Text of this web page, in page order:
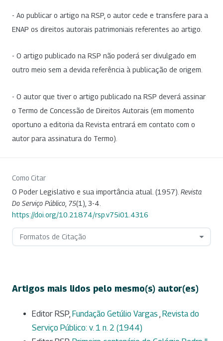
- Ao publicar o artigo na RSP, o autor cede e transfere para a
ENAP os direitos autorais patrimoniais referentes ao artigo.
- O artigo publicado na RSP não poderá ser divulgado em
outro meio sem a devida referência à publicação de origem.
- O autor que tiver o artigo publicado na RSP deverá assinar
o Termo de Concessão de Direitos Autorais (em momento
oportuno a editoria da Revista entrará em contato com o
autor para assinatura do Termo).
Como Citar
O Poder Legislativo e sua importância atual. (1957). Revista
Do Serviço Público 75(1), 3-4.
https://doi.org/10.21874/rsp.v75i01.4316
Formatos de Citação
Artigos mais lidos pelo mesmo(s) autor(es)
Editor RSP, Fundação Getúlio Vargas , Revista do
Serviço Público: v. 1 n. 2 (1944)